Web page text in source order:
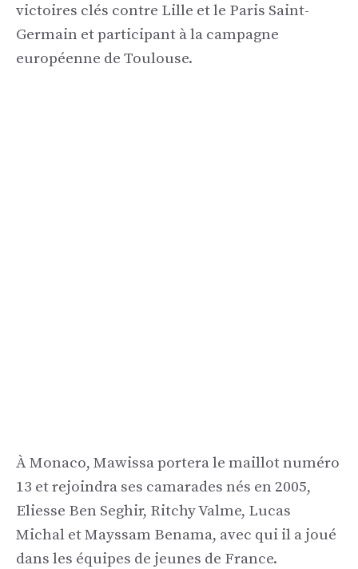
victoires clés contre Lille et le Paris Saint-
Germain et participant à la campagne
européenne de Toulouse.
À Monaco, Mawissa portera le maillot numéro
13 et rejoindra ses camarades nés en 2005,
Eliesse Ben Seghir, Ritchy Valme, Lucas
Michal et Mayssam Benama, avec qui il a joué
dans les équipes de jeunes de France.